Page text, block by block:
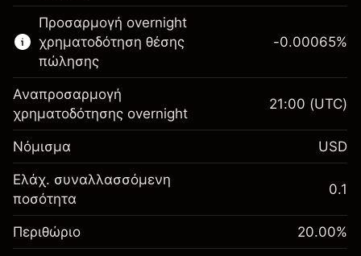
CFDs
Περιθώριο. Η επένδυσή
σας
$1,000.00
Αναπροσαρμογή
χρηματοδότησης κατά
τη διάρκεια της νύχτας
Χρεώσεις από την πλήρη αξία
της θέσης
%
(-$1.08)
Προσαρμογή overnight
χρηματοδότηση θέσης
πώλησης
Περιθώριο. Η επένδυσή
σας
Αναπροσαρμογή
-0.00065%
Αναπροσαρμογή
χρηματοδότησης overnight
21:00 (UTC)
Νόμισμα USD
Ελάχ. συναλλασσόμενη
ποσότητα
0.1
Περιθώριο 20.00%